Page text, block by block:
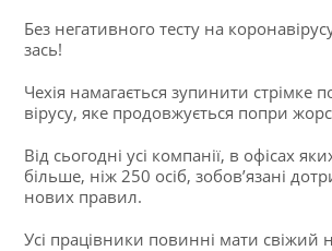
Без негативного тесту на
зась!
Чехія намагається зупинити стрімке
вірусу, яке продовжується попри
Від сьогодні усі компанії, в офісах
більше, ніж 250 осіб, зобов’язані
нових правил.
Усі працівники повинні мати свіжий